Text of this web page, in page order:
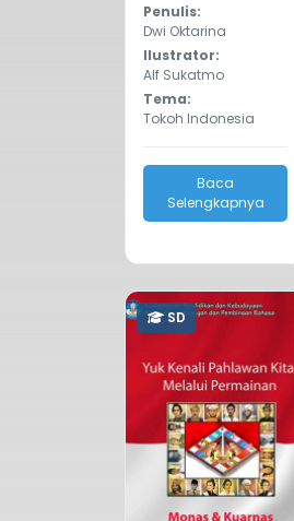
Penulis:
Dwi Oktarina
Ilustrator:
Alf Sukatmo
Tema:
Tokoh Indonesia
Baca
Selengkapnya
SD